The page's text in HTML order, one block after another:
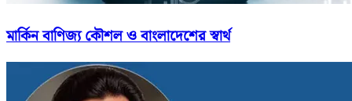
মার্কিন বাণিজ্য কৌশল ও বাংলাদেশের স্বার্থ